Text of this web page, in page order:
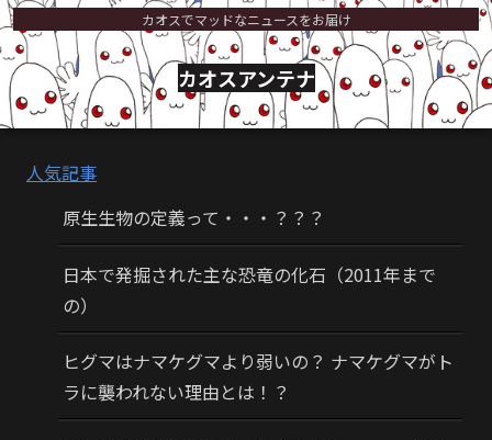
カオスでマッドなニュースをお届け
カオスアンテナ
人気記事
原生生物の定義って・・・？？？
日本で発掘された主な恐竜の化石（2011年まで
の）
ヒグマはナマケグマより弱いの？ ナマケグマがト
ラに襲われない理由とは！？